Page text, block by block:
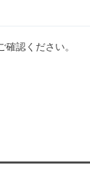
認ください。